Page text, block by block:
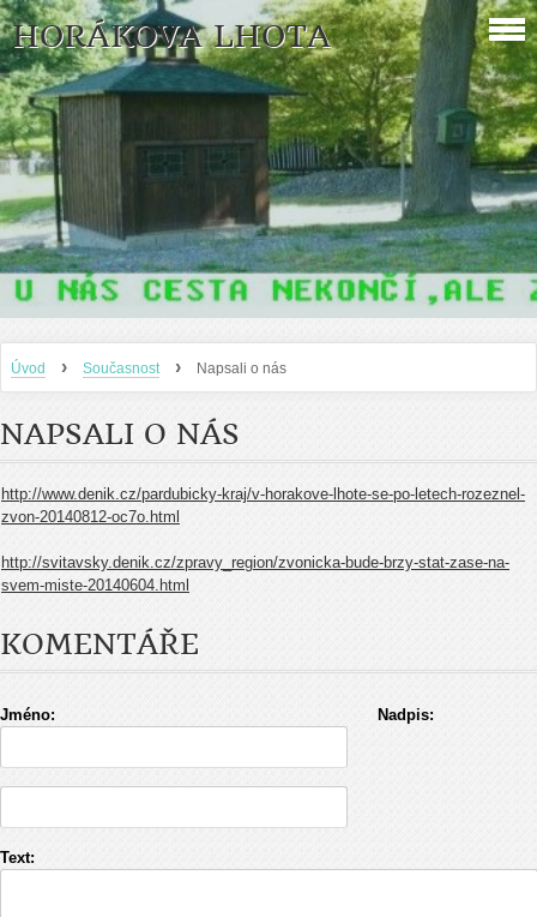
HORÁKOVA LHOTA
Úvod › Současnost › Napsali o nás
NAPSALI O NÁS
http://www.denik.cz/pardubicky-kraj/v-horakove-lhote-se-po-letech-rozeznel-
zvon-20140812-oc7o.html
http://svitavsky.denik.cz/zpravy_region/zvonicka-bude-brzy-stat-zase-na-
svem-miste-20140604.html
KOMENTÁŘE
Jméno: Nadpis:
Text: